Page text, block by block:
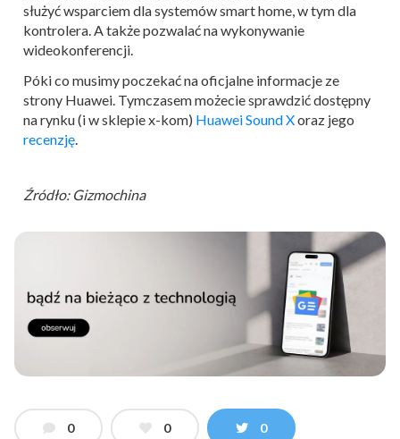
służyć wsparciem dla systemów smart home, w tym dla
kontrolera. A także pozwalać na wykonywanie
wideokonferencji.
Póki co musimy poczekać na oficjalne informacje ze
strony Huawei. Tymczasem możecie sprawdzić dostępny
na rynku (i w sklepie x-kom) Huawei Sound Xoraz jego
recenzję
Źródło: Gizmochina
0 0 0